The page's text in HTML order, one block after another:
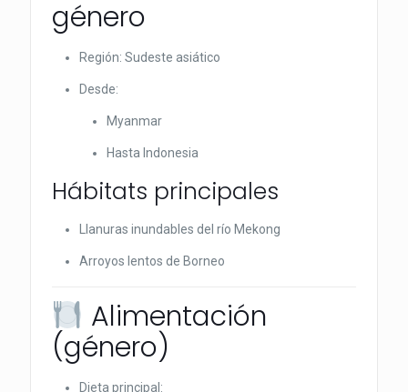
género
Región: Sudeste asiático
Desde:
Myanmar
Hasta Indonesia
Hábitats principales
Llanuras inundables del río Mekong
Arroyos lentos de Borneo
Alimentación
(género)
Dieta principal: